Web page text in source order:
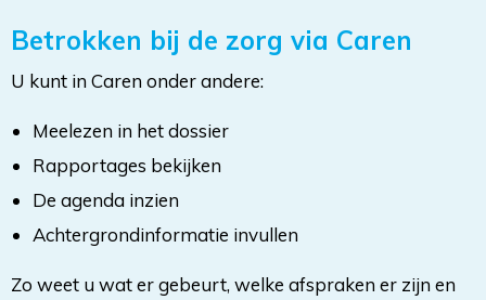
Betrokken bij de zorg via Caren
U kunt in Caren onder andere:
Meelezen in het dossier
Rapportages bekijken
De agenda inzien
Achtergrondinformatie invullen
Zo weet u wat er gebeurt, welke afspraken er zijn en